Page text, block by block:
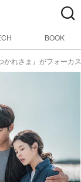
BOOK
かれさま』がフォーカ